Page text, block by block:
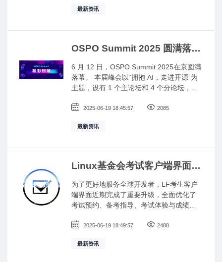
源教育与人才生态的重要力量，五年来，
展的初心，致力于提供全球领先的开源教
育资源、认证服务与社区活动，陪伴无数
开发者走上开源之路，助力企业、组织在
数字化转型中更好地拥抱开源。 今天，值
此五周年特别时刻，我们怀着满满的感激
之情，回望五年来的里程碑与成就，也满
最新资讯
OSPO Summit 2025 圆满落
6 月 12 日，OSPO Summit 2025在京圆满
落幕。 本届峰会以“拥抱 AI，走进开源”为
主题，设有 1 个主论坛和 4 个分论坛，议
术教育协同、开源 AI 生态构建等多个领
局视角和务实路径，并助力从业者取得成
2025-06-19 18:45:57 2085
最新资讯
Linux基金会考试客户端界面全
为了更好地服务全球开发者，LF考生客户
端界面近期完成了重要升级，全面优化了
考试预约、备考指导、考试体验与成绩查
心地完成 LF认证之旅。
2025-06-19 18:49:57 2488
最新资讯